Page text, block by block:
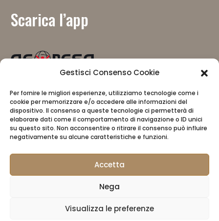
Gestisci Consenso Cookie
Per fornire le migliori esperienze, utilizziamo tecnologie come i
cookie per memorizzare e/o accedere alle informazioni del
dispositivo. Il consenso a queste tecnologie ci permetterà di
elaborare dati come il comportamento di navigazione o ID unici
su questo sito. Non acconsentire o ritirare il consenso può influire
negativamente su alcune caratteristiche e funzioni.
Accetta
Nega
Visualizza le preferenze
Scarica l’app
Mit Unterstützung von
Datenschutzbestimmungen
Für Manager reservierter Bereich